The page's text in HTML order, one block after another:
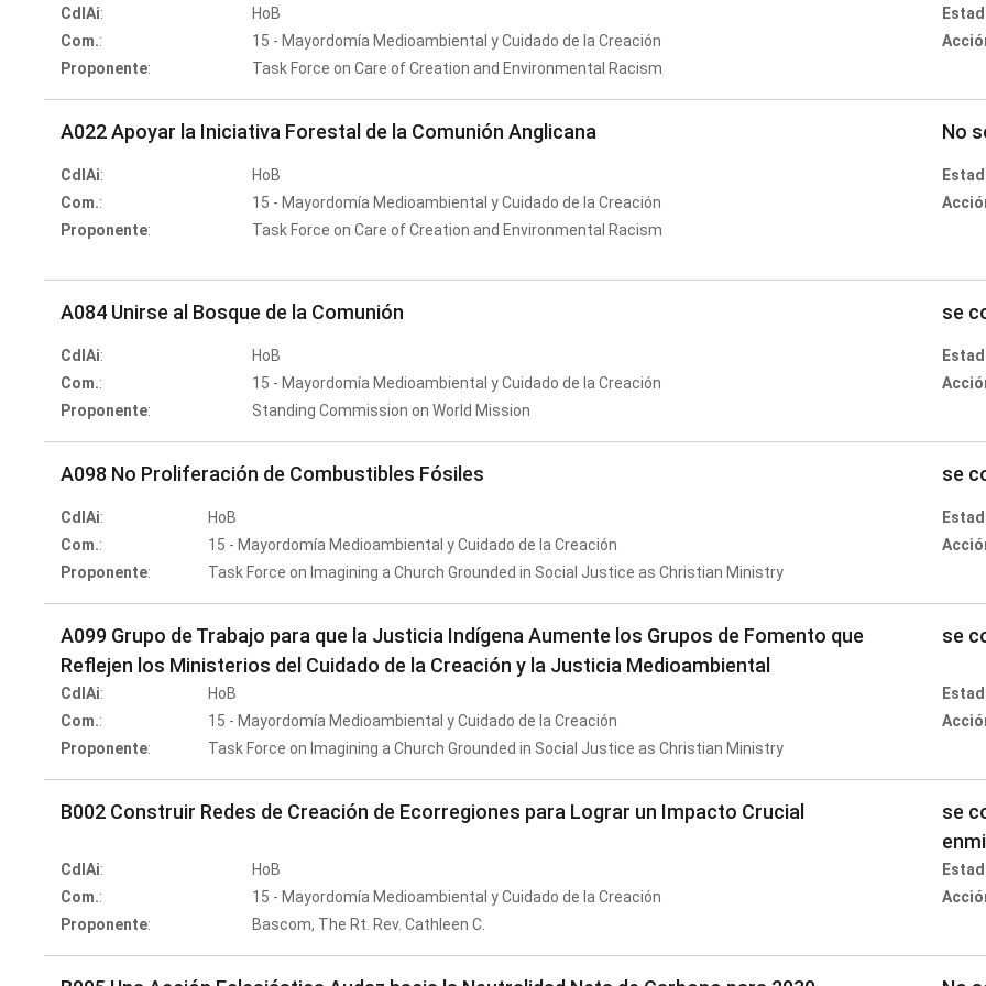
CdlAi:
HoB
Com.:
15 - Mayordomía Medioambiental y Cuidado de la Creación
Proponente: Task Force on Care of Creation and Environmental Racism
A022 Apoyar la Iniciativa Forestal de la Comunión Anglicana No
CdlAi:
HoB
Com.:
15 - Mayordomía Medioambiental y Cuidado de la Creación
Proponente: Task Force on Care of Creation and Environmental Racism
A084 Unirse al Bosque de la Comunión se
CdlAi:
HoB
Com.:
15 - Mayordomía Medioambiental y Cuidado de la Creación
Proponente: Standing Commission on World Mission
A098 No Proliferación de Combustibles Fósiles se
CdlAi:
HoB
Com.:
15 - Mayordomía Medioambiental y Cuidado de la Creación
Proponente: Task Force on Imagining a Church Grounded in Social Justice as Christian Ministry
A099 Grupo de Trabajo para que la Justicia Indígena Aumente los Grupos de Fomento que
Reflejen los Ministerios del Cuidado de la Creación y la Justicia Medioambiental
se
CdlAi:
HoB
Com.:
15 - Mayordomía Medioambiental y Cuidado de la Creación
Proponente: Task Force on Imagining a Church Grounded in Social Justice as Christian Ministry
B002 Construir Redes de Creación de Ecorregiones para Lograr un Impacto Crucial
se
CdlAi:
HoB
Com.:
15 - Mayordomía Medioambiental y Cuidado de la Creación
Proponente: Bascom, The Rt. Rev. Cathleen C.